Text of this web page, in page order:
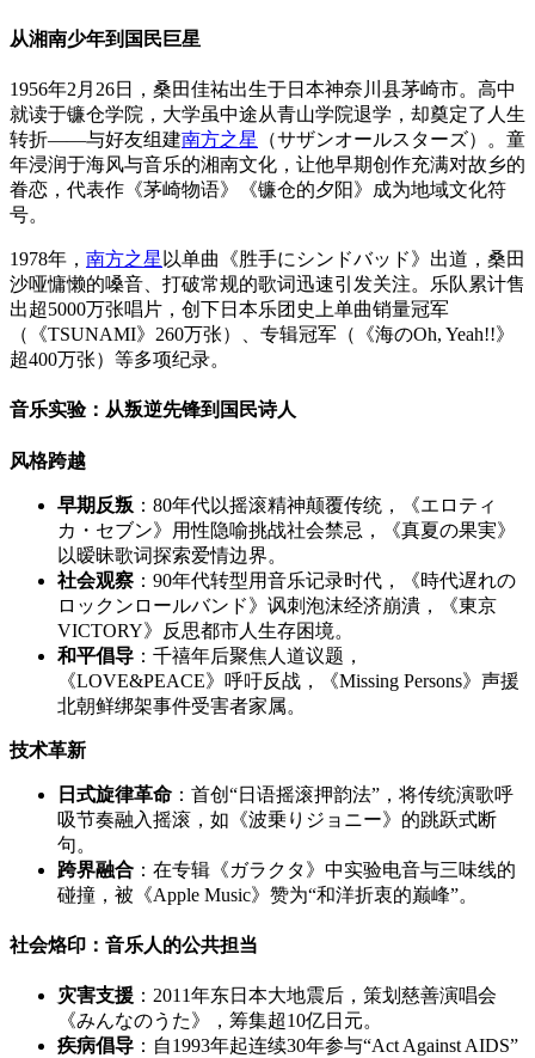
从湘南少年到国民巨星
1956年2月26日，桑田佳祐出生于日本神奈川县茅崎市。高中
就读于镰仓学院，大学虽中途从青山学院退学，却奠定了人生
转折——与好友组建南方之星
（サザンオールスターズ）。童
年浸润于海风与音乐的湘南文化，让他早期创作充满对故乡的
眷恋，代表作《茅崎物语》《镰仓的夕阳》成为地域文化符
号。
1978年， 南方之星 以单曲《胜手にシンドバッド》出道，桑田
沙哑慵懒的嗓音、打破常规的歌词迅速引发关注。乐队累计售
出超5000万张唱片，创下日本乐团史上单曲销量冠军
（《TSUNAMI》260万张）、专辑冠军（《海のOh, Yeah!!》
超400万张）等多项纪录。
音乐实验：从叛逆先锋到国民诗人
风格跨越
早期反叛 ：80年代以摇滚精神颠覆传统，《エロティ
カ・セブン》用性隐喻挑战社会禁忌，《真夏の果実》
以暧昧歌词探索爱情边界。
社会观察 ：90年代转型用音乐记录时代，《時代遅れの
ロックンロールバンド》讽刺泡沫经济崩潰，《東京
VICTORY》反思都市人生存困境。
和平倡导 ：千禧年后聚焦人道议题，
《LOVE&PEACE》呼吁反战，《Missing Persons》声援
北朝鲜绑架事件受害者家属。
技术革新
日式旋律革命 ：首创“日语摇滚押韵法”，将传统演歌呼
吸节奏融入摇滚，如《波乗りジョニー》的跳跃式断
句。
跨界融合 ：在专辑《ガラクタ》中实验电音与三味线的
碰撞，被《Apple Music》赞为“和洋折衷的巅峰”。
社会烙印：音乐人的公共担当
灾害支援 ：2011年东日本大地震后，策划慈善演唱会
《みんなのうた》，筹集超10亿日元。
疾病倡导 ：自1993年起连续30年参与“Act Against AIDS”